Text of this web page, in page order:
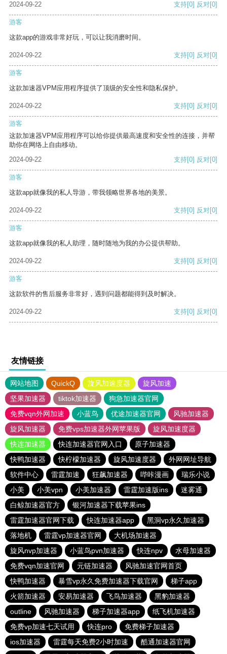
2024-09-22 支持[0] 反对[0]
游客
这款app的游戏非常好玩，可以让我消磨时间。
2024-09-22 支持[0] 反对[0]
游客
这款加速器VPM应用程序提供了顶级的安全性和隐私保护。
2024-09-22 支持[0] 反对[0]
游客
这款加速器VPM应用程序可以给你提供最高速度和安全性的连接，并帮
助你在网络上自由移动。
2024-09-22
支持[0] 反对[0]
游客
这款app就像我的私人导游，带我领略世界各地的美景。
2024-09-22 支持[0] 反对[0]
游客
这款app就像我的私人助理，随时随地为我的办公提供帮助。
2024-09-22 支持[0] 反对[0]
游客
这款软件的售后服务非常好，遇到问题都能得到及时解决。
2024-09-22 支持[0] 反对[0]
友情链接
网站地图 QuickQ 旋风加速度器
旋风加速
坚果加速器
tiktok加速器
狗急加速器官网
免费vqn外网加速
小蓝鸟 优途加速器官网
风驰加速器
旋风加速器
免费vps加速器外网苹果版
旋风加速度器
快连加速器
快连加速器官网入口
原子加速器
快鸭加速器
快柠檬加速器 旋风加速度器
外网网址导航
软件中心
雷霆加速 狂飙加速器 哔咔漫画
瑞乐小说
小美
小美vpn 小美加速器 雷霆加速版ins
迷雾通
白鲸加速器官方
银河加速器下载苹果ins
雷霆加速器官网下载
快连加速器app
黑洞vp永久加速器
落地机
雷霆vp加速器官网
大机场加速器
旋风nvp加速器
小蓝鸟pvn加速器 快连npv
水母加速器
免费vqn加速官网
元链加速器
风驰加速官网首页
快鸭加速器
暴雪vp永久免费加速器下载官网
梯子app
火箭加速器
安易加速器 飞鸟加速器
黑豹加速器
outline
风驰加速器 梯子加速器app
纸飞机加速器
免费vp加速七天试用
快连pro
免费梯子加速器
ios加速器
雷霆每天免费2小时加速
酷通加速器官网